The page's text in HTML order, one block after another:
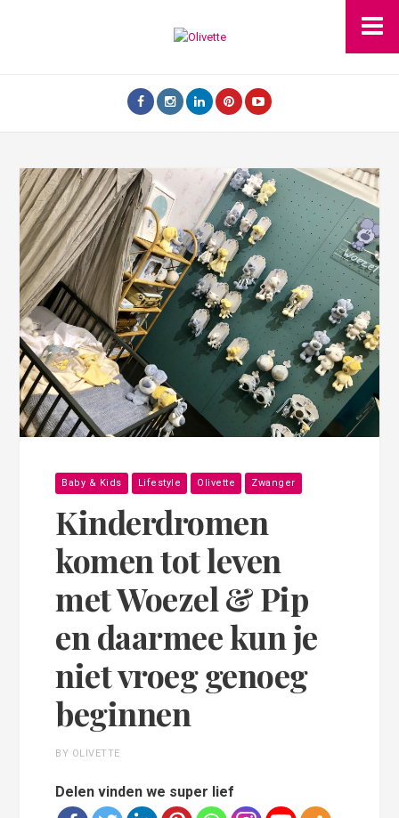
Baby & Kids Lifestyle Olivette Zwanger
Kinderdromen
komen tot leven
met Woezel & Pip
en daarmee kun je
niet vroeg genoeg
beginnen
BY OLIVETTE
Delen vinden we super lief